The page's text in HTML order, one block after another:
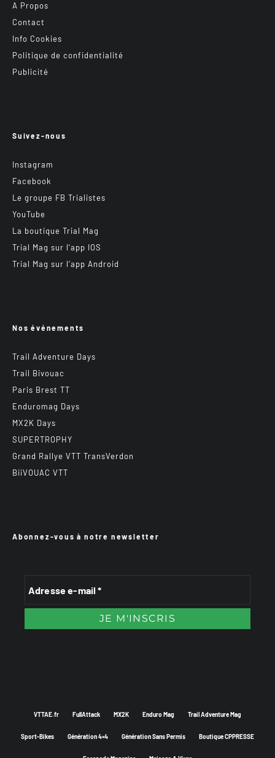
A Propos
Contact
Info Cookies
Politique de confidentialité
Publicité
Suivez-nous
Instagram
Facebook
Le groupe FB Trialistes
YouTube
La boutique Trial Mag
Trial Mag sur l’app IOS
Trial Mag sur l’app Android
Nos événements
Trail Adventure Days
Trail Bivouac
Paris Brest TT
Enduromag Days
MX2K Days
SUPERTROPHY
Grand Rallye VTT TransVerdon
BiiVOUAC VTT
Abonnez-vous à notre newsletter
VTTAE.fr FullAttack MX2K Enduro Mag Trail Adventure Mag
Sport-Bikes Génération 4×4 Génération Sans Permis Boutique CPPRESSE